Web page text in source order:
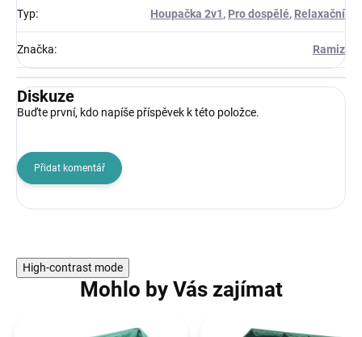
Typ: Houpačka 2v1, Pro dospělé, Relaxační
Značka: Ramiz
Diskuze
Buďte první, kdo napíše příspěvek k této položce.
Přidat komentář
High-contrast mode
Mohlo by Vás zajímat